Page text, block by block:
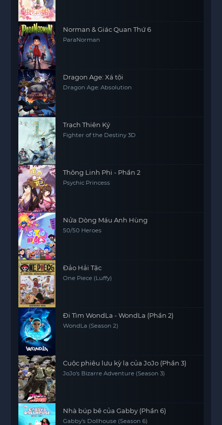
Norman & Giác Quan Thứ 6
ParaNorman
Dragon Age: Xá tội
Dragon Age: Absolution
Trạch Thiên Ký
Fighter of the Destiny 3D
Thông Linh Phi - Phần 2
Psychic Princess
Nửa Dòng Máu Anh Hùng
50/50 Heroes
Đảo Hải Tặc
One Piece (Luffy)
Đi Tìm WondLa - WondLa (Phần 2)
WondLa (Season 2)
Cuộc phiêu lưu kỳ lạ của JoJo (Phần 3)
JoJo's Bizarre Adventure (Season 3)
Nhà búp bê của Gabby (Phần 6)
Gabby's Dollhouse (Season 6)